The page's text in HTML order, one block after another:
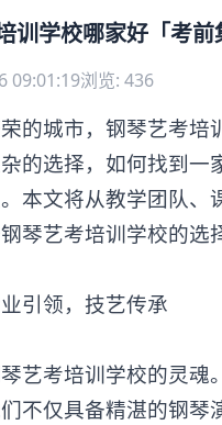
训学校哪家好「考前
09:01:19浏览: 436
城市，钢琴艺考培
的选择，如何找到
本文将从教学团队
琴艺考培训学校的选
引领，技艺传承‌
考培训学校的灵魂
不仅具备精湛的钢